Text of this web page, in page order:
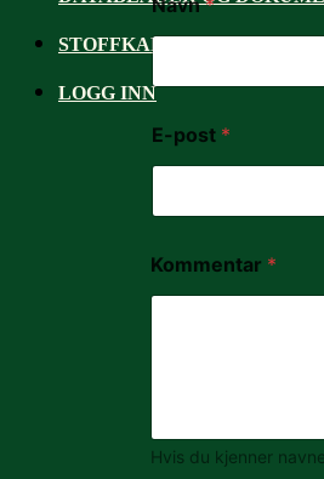
STOFFKARTOTEK OG
LOGG INN
Navn*
E-post *
Kommentar *
Hvis du kjenner